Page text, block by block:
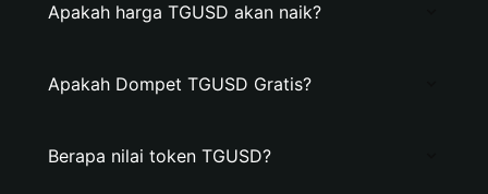
Apakah harga TGUSD akan naik?
Apakah Dompet TGUSD Gratis?
Berapa nilai token TGUSD?